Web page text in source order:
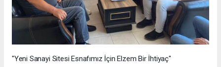
"Yeni Sanayi Sitesi Esnafımız İçin Elzem Bir İhtiyaç"